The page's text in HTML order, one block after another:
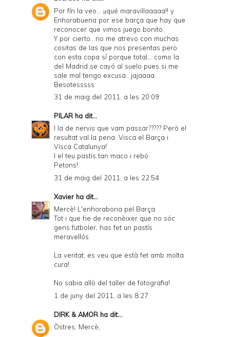
Por fín la veo... ¡¡qué maravillaaaaa!! y
Enhorabuena por ese barça que hay que
reconocer que vimos juego bonito.
Y por cierto.. no me atrevo con muchas
cositas de las que nos presentas pero
con esta copa sí porque total... como la
del Madrid se cayó al suelo pues si me
sale mal tengo excusa.. jajaaaa.
Besotesssss
31 de maig del 2011, a les 20:09
PILAR ha dit...
I la de nervis que vam passar????? Però el
resultat val la pena. Visca el Barça i
Visca Catalunya!
I el teu pastis tan maco i rebó.
Petons!
31 de maig del 2011, a les 22:54
Xavier ha dit...
Mercè! L'enhorabona pel Barça.
Tot i que he de reconèixer que no sóc
gens futboler, has fet un pastís
meravellós.
La veritat, es veu que està fet amb molta
cura!
No sabia allò del taller de fotografia!
1 de juny del 2011, a les 8:27
DIRK & AMOR ha dit...
Òstres, Mercè,